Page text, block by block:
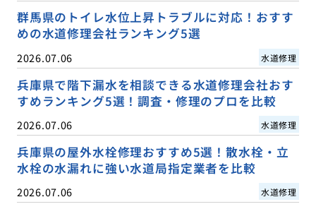
群馬県のトイレ水位上昇トラブルに対応！おすす
めの水道修理会社ランキング5選
2026.07.06 水道修理
兵庫県で階下漏水を相談できる水道修理会社おす
すめランキング5選！調査・修理のプロを比較
2026.07.06 水道修理
兵庫県の屋外水栓修理おすすめ5選！散水栓・立
水栓の水漏れに強い水道局指定業者を比較
2026.07.06 水道修理